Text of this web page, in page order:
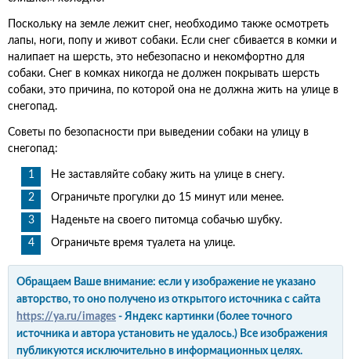
Поскольку на земле лежит снег, необходимо также осмотреть
лапы, ноги, попу и живот собаки. Если снег сбивается в комки и
налипает на шерсть, это небезопасно и некомфортно для
собаки. Снег в комках никогда не должен покрывать шерсть
собаки, это причина, по которой она не должна жить на улице в
снегопад.
Советы по безопасности при выведении собаки на улицу в
снегопад:
Не заставляйте собаку жить на улице в снегу.
Ограничьте прогулки до 15 минут или менее.
Наденьте на своего питомца собачью шубку.
Ограничьте время туалета на улице.
Обращаем Ваше внимание: если у изображение не указано
авторство, то оно получено из открытого источника с сайта
https://ya.ru/images - Яндекс картинки (более точного
источника и автора установить не удалось.) Все изображения
публикуются исключительно в информационных целях.